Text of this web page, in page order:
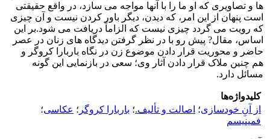
ها و تصاویری که او ما را با آنها مواجه می سازد، در واقع حقیقتی
است پنهان از این امر، که دیدن، دیگر باور کردن نیست و آن چیزی
که رویت می گردد چیزی نیست که الزاماً دریافت می شود.بر این
اساس، مقال? پیش رو با در نظر گرفتن دیدگاه های زنان در عصر
حاضر و محوریت قرار دادن موضوع زن در نگاه باربارا کروگر و
هم چنین ملاک قرار دادن آثار وی؛ سعی در بازنمایی این گونه
مسائل دارد.
کلیدواژه‌ها
از آنِ خودسازی؛ اصالت و تألیف.؛ باربارا کروگر ؛ عکاسی؛
فمینیسم